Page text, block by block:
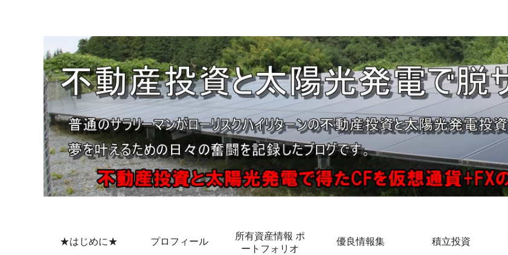
★はじめに★ プロフィール
所有資産情報 ポ
ートフォリオ
優良情報集 積立投資